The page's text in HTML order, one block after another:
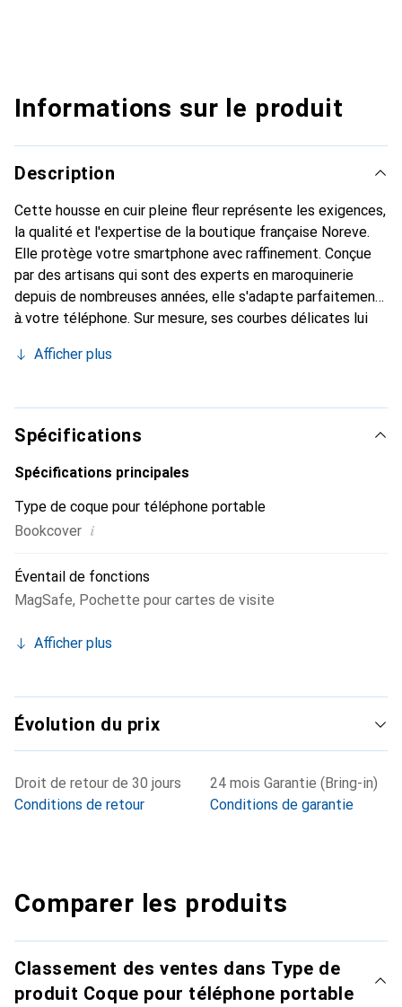
Informations sur le produit
Description
Cette housse en cuir pleine fleur représente les exigences,
la qualité et l'expertise de la boutique française Noreve.
Elle protège votre smartphone avec raffinement. Conçue
par des artisans qui sont des experts en maroquinerie
depuis de nombreuses années, elle s'adapte parfaitement
à votre téléphone. Sur mesure, ses courbes délicates lui
accessoire chic et essentiel pour votre smartphone.
haute qualité, la marque Noreve est un choix sûr pour une
clientèle exigeante.
Afficher plus
Spécifications
Spécifications principales
Type de coque pour téléphone portable
Bookcover i
Éventail de fonctions
MagSafe, Pochette pour cartes de visite
Afficher plus
Évolution du prix
Droit de retour de 30 jours
Conditions de retour
24 mois Garantie (Bring-in)
Conditions de garantie
Comparer les produits
Classement des ventes dans Type de
produit Coque pour téléphone portable